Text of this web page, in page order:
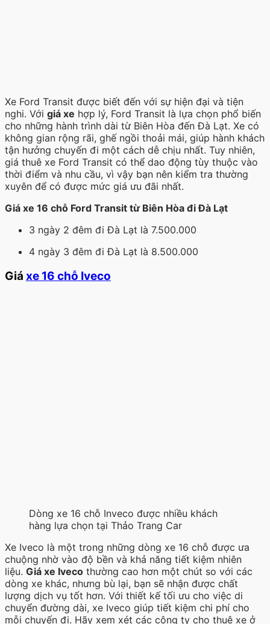
Xe Ford Transit được biết đến với sự hiện đại và tiện
nghi. Với giá xe hợp lý, Ford Transit là lựa chọn phổ biến
cho những hành trình dài từ Biên Hòa đến Đà Lạt. Xe có
không gian rộng rãi, ghế ngồi thoải mái, giúp hành khách
tận hưởng chuyến đi một cách dễ chịu nhất. Tuy nhiên,
giá thuê xe Ford Transit có thể dao động tùy thuộc vào
thời điểm và nhu cầu, vì vậy bạn nên kiểm tra thường
xuyên để có được mức giá ưu đãi nhất.
Giá xe 16 chỗ Ford Transit từ Biên Hòa đi Đà Lạt
3 ngày 2 đêm đi Đà Lạt là 7.500.000
4 ngày 3 đêm đi Đà Lạt là 8.500.000
Giá xe 16 chỗ Iveco
Dòng xe 16 chỗ Inveco được nhiều khách
hàng lựa chọn tại Thảo Trang Car
Xe Iveco là một trong những dòng xe 16 chỗ được ưa
chuộng nhờ vào độ bền và khả năng tiết kiệm nhiên
liệu. Giá xe Iveco thường cao hơn một chút so với các
dòng xe khác, nhưng bù lại, bạn sẽ nhận được chất
lượng dịch vụ tốt hơn. Với thiết kế tối ưu cho việc di
chuyển đường dài, xe Iveco giúp tiết kiệm chi phí cho
mỗi chuyến đi. Hãy xem xét các công ty cho thuê xe ở